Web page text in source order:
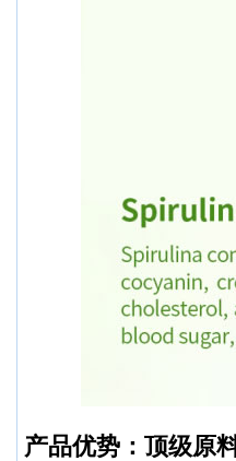
产品优势：顶级原